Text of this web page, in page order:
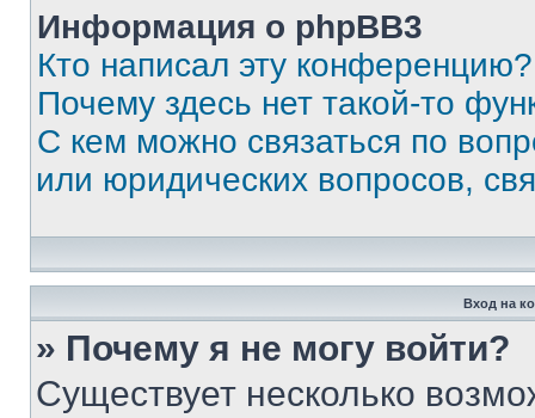
Информация о phpBB3
Кто написал эту конференцию?
Почему здесь нет такой-то
С кем можно связаться по
или юридических вопросов,
Вход на
» Почему я не могу войти?
Существует несколько